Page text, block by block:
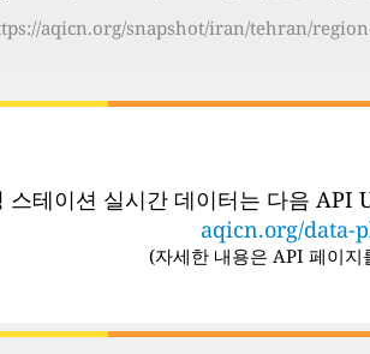
aqicn.org/snapshot/iran/tehran/region-
스테이션 실시간 데이터는 다음 API
aqicn.org/data-
(자세한 내용은 API 페이지